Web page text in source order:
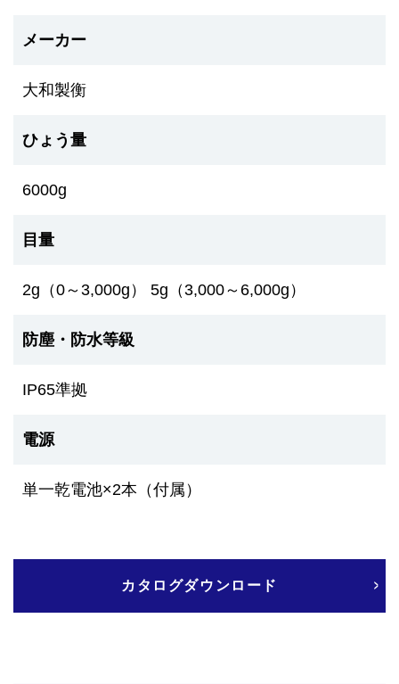
メーカー
大和製衡
ひょう量
6000g
目量
2g（0～3,000g） 5g（3,000～6,000g）
防塵・防水等級
IP65準拠
電源
単一乾電池×2本（付属）
カタログダウンロード